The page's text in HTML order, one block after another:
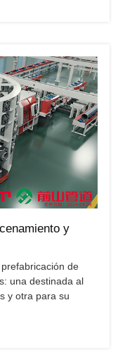
y
de
una destinada al
y otra para su